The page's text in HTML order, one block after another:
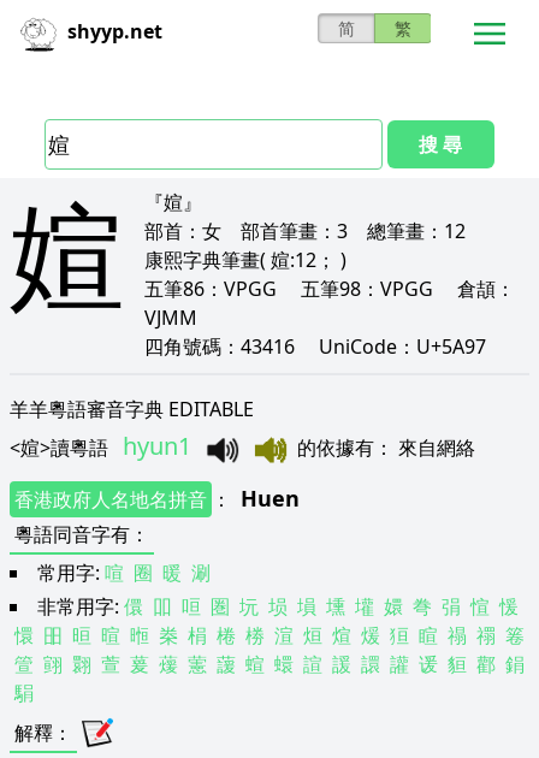
shyyp.net 简 繁
搜 尋
媗
『媗』
部首： 女 部首筆畫： 3 總筆畫： 12
康熙字典筆畫( 媗:12； )
五筆86： VPGG 五筆98： VPGG 倉頡：
VJMM
四角號碼： 43416 UniCode： U+5A97
羊羊粵語審音字典 EDITABLE
<媗>讀粵語 hyun1 的依據有 ： 來自網絡
香港政府人名地名拼音 ： Huen
粵語同音字有 ：
常用字: 喧 圈 暖 涮
非常用字: 儇 吅 咺 圏 坃 埙 塤 壎 壦 嬛 弮 弲 愃 愋
懁 昍 晅 暄 暅 桊 梋 棬 椦 渲 烜 煊 煖 狟 睻 禢 禤 箞
箮 翧 翾 萱 萲 蕿 藼 蘐 蝖 蠉 諠 諼 譞 讙 谖 貆 酄 鋗
駽
解釋 ：